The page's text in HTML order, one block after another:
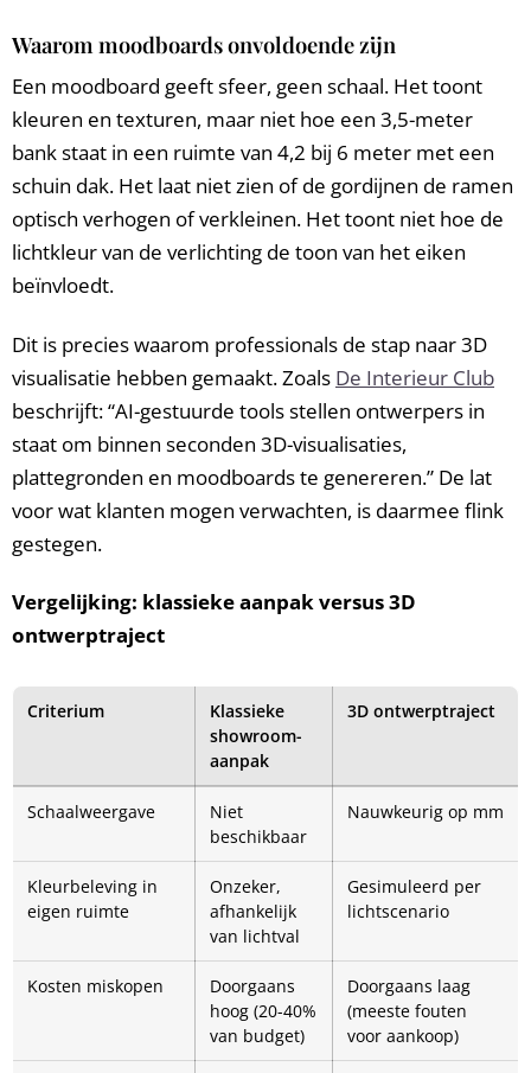
Waarom moodboards onvoldoende zijn
Een moodboard geeft sfeer, geen schaal. Het toont
kleuren en texturen, maar niet hoe een 3,5-meter
bank staat in een ruimte van 4,2 bij 6 meter met een
schuin dak. Het laat niet zien of de gordijnen de ramen
optisch verhogen of verkleinen. Het toont niet hoe de
lichtkleur van de verlichting de toon van het eiken
beïnvloedt.
Dit is precies waarom professionals de stap naar 3D
visualisatie hebben gemaakt. Zoals De Interieur Club
beschrijft: “AI-gestuurde tools stellen ontwerpers in
staat om binnen seconden 3D-visualisaties,
plattegronden en moodboards te genereren.” De lat
voor wat klanten mogen verwachten, is daarmee flink
gestegen.
Vergelijking: klassieke aanpak versus 3D
ontwerptraject
Criterium
Klassieke
showroom-
aanpak
3D ontwerptraject
Schaalweergave
Niet
beschikbaar
Nauwkeurig op mm
Kleurbeleving in
eigen ruimte
Onzeker,
afhankelijk
van lichtval
Gesimuleerd per
lichtscenario
Kosten miskopen
Doorgaans
hoog (20-40%
van budget)
Doorgaans laag
(meeste fouten
voor aankoop)